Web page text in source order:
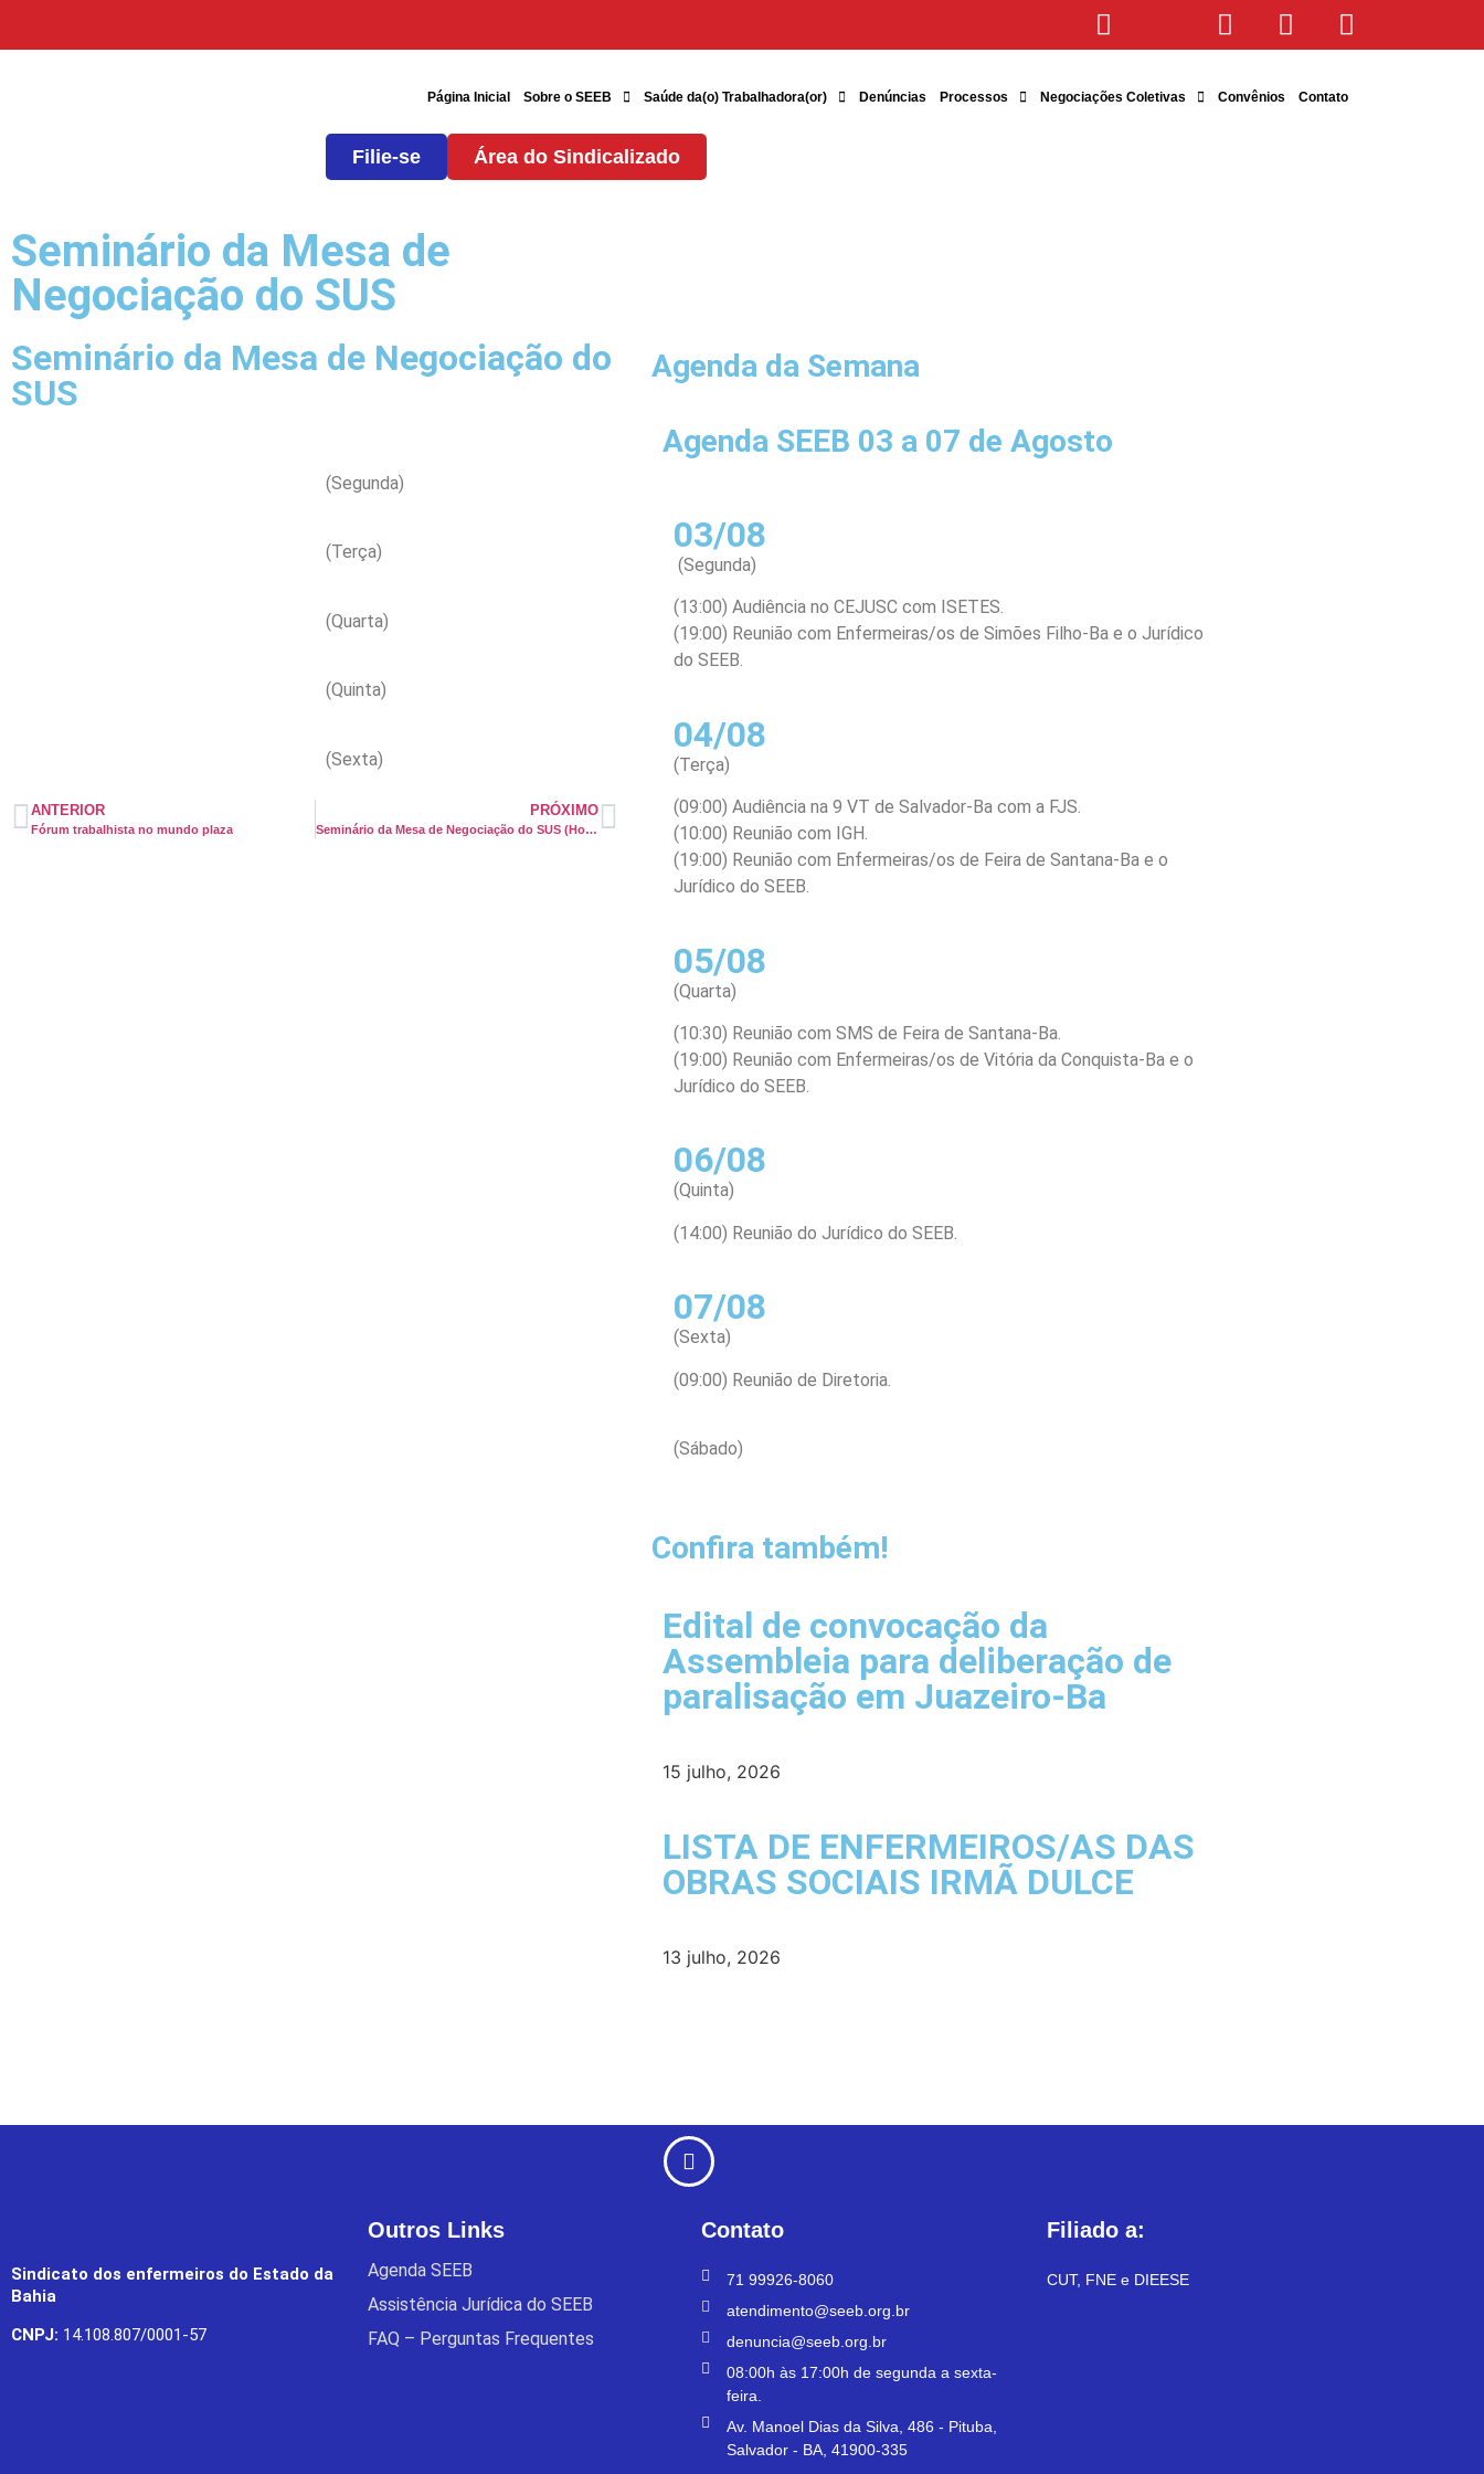
Página Inicial Sobre o SEEB Saúde da(o) Trabalhadora(or) Denúncias Processos Negociações Coletivas Convênios Contato
Filie-se Área do Sindicalizado
Seminário da Mesa de
Negociação do SUS
Seminário da Mesa de Negociação do
SUS
(Segunda)
(Terça)
(Quarta)
(Quinta)
(Sexta)
ANTERIOR
Fórum trabalhista no mundo plaza
PRÓXIMO
Seminário da Mesa de Negociação do SUS (Hotel Tulip)
Agenda da Semana
Agenda SEEB 03 a 07 de Agosto
03/08
(Segunda)
(13:00) Audiência no CEJUSC com ISETES.
(19:00) Reunião com Enfermeiras/os de Simões Filho-Ba e o Jurídico
do SEEB.
04/08
(Terça)
(09:00) Audiência na 9 VT de Salvador-Ba com a FJS.
(10:00) Reunião com IGH.
(19:00) Reunião com Enfermeiras/os de Feira de Santana-Ba e o
Jurídico do SEEB.
05/08
(Quarta)
(10:30) Reunião com SMS de Feira de Santana-Ba.
(19:00) Reunião com Enfermeiras/os de Vitória da Conquista-Ba e o
Jurídico do SEEB.
06/08
(Quinta)
(14:00) Reunião do Jurídico do SEEB.
07/08
(Sexta)
(09:00) Reunião de Diretoria.
(Sábado)
Confira também!
Edital de convocação da
Assembleia para deliberação de
paralisação em Juazeiro-Ba
15 julho, 2026
LISTA DE ENFERMEIROS/AS DAS
OBRAS SOCIAIS IRMÃ DULCE
13 julho, 2026
Sindicato dos enfermeiros do Estado da
Bahia
CNPJ: 14.108.807/0001-57
Outros Links
Agenda SEEB
Assistência Jurídica do SEEB
FAQ – Perguntas Frequentes
Contato
71 99926-8060
atendimento@seeb.org.br
denuncia@seeb.org.br
08:00h às 17:00h de segunda a sexta-
feira.
Av. Manoel Dias da Silva, 486 - Pituba,
Salvador - BA, 41900-335
Filiado a:
CUT, FNE e DIEESE